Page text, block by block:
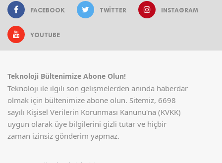
FACEBOOK TWITTER INSTAGRAM
YOUTUBE
Teknoloji Bültenimize Abone Olun!
Teknoloji ile ilgili son gelişmelerden anında haberdar
olmak için bültenimize abone olun. Sitemiz, 6698
sayılı Kişisel Verilerin Korunması Kanunu'na (KVKK)
uygun olarak üye bilgilerini gizli tutar ve hiçbir
zaman izinsiz gönderim yapmaz.